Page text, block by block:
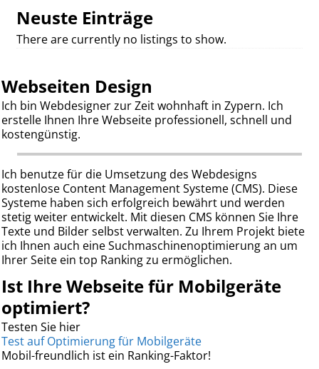
Bilder-Navigation
Neuste Einträge
There are currently no listings to show.
Webseiten Design
Ich bin Webdesigner zur Zeit wohnhaft in Zypern. Ich
erstelle Ihnen Ihre Webseite professionell, schnell und
kostengünstig.
Ich benutze für die Umsetzung des Webdesigns
kostenlose Content Management Systeme (CMS). Diese
Systeme haben sich erfolgreich bewährt und werden
stetig weiter entwickelt. Mit diesen CMS können Sie Ihre
Texte und Bilder selbst verwalten. Zu Ihrem Projekt biete
ich Ihnen auch eine Suchmaschinenoptimierung an um
Ihrer Seite ein top Ranking zu ermöglichen.
Ist Ihre Webseite für Mobilgeräte
optimiert?
Testen Sie hier
Test auf Optimierung für Mobilgeräte
Mobil-freundlich ist ein Ranking-Faktor!